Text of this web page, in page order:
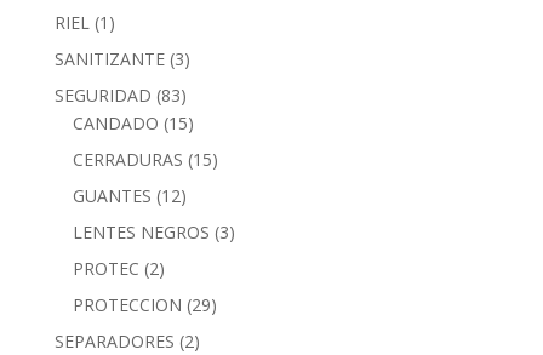
RIEL (1)
SANITIZANTE (3)
SEGURIDAD (83)
CANDADO (15)
CERRADURAS (15)
GUANTES (12)
LENTES NEGROS (3)
PROTEC (2)
PROTECCION (29)
SEPARADORES (2)